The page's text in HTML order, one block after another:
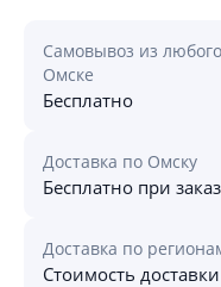
Самовывоз из
Омске
Бесплатно
Доставка по Омску
Бесплатно при
Доставка по
Стоимость